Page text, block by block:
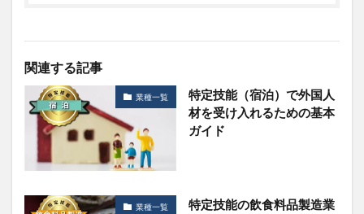
関連する記事
業種一覧
特定技能（宿泊）で外国人
材を受け入れるための基本
ガイド
業種一覧
特定技能の飲食料品製造業